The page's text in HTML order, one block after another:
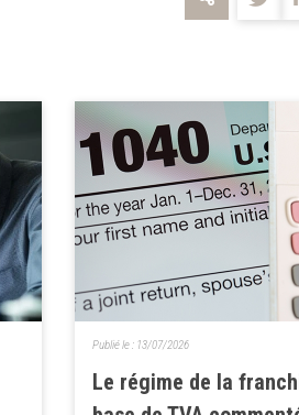
Le régime de la
Publié le : 13/07/2026